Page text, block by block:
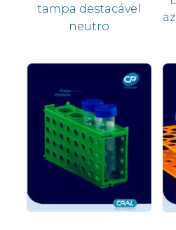
tampa destacável
neutro